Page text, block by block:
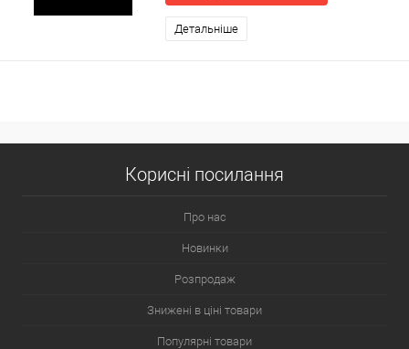
Детальніше
Корисні посилання
Про нас
Новинки
Розпродаж
Знижені в ціні товари
Популярні товари